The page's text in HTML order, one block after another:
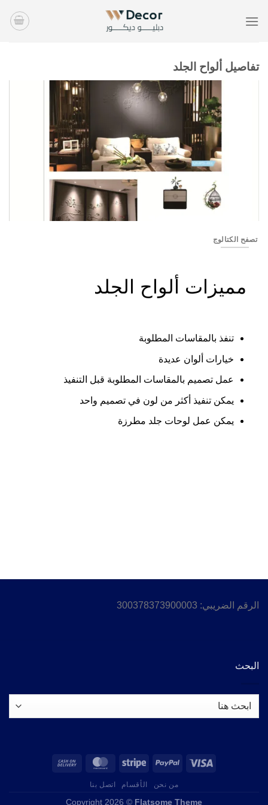
للمحتوى
تفاصيل ألواح الجلد
تصفح الكتالوج
مميزات ألواح الجلد
تنفذ بالمقاسات المطلوبة
خيارات ألوان عديدة
عمل تصميم بالمقاسات المطلوبة قبل التنفيذ
يمكن تنفيذ أكثر من لون في تصميم واحد
يمكن عمل لوحات جلد مطرزة
الرقم الضريبي: 300378373900003
البحث
من نحن الأقسام اتصل بنا
Copyright 2026 © Flatsome Theme